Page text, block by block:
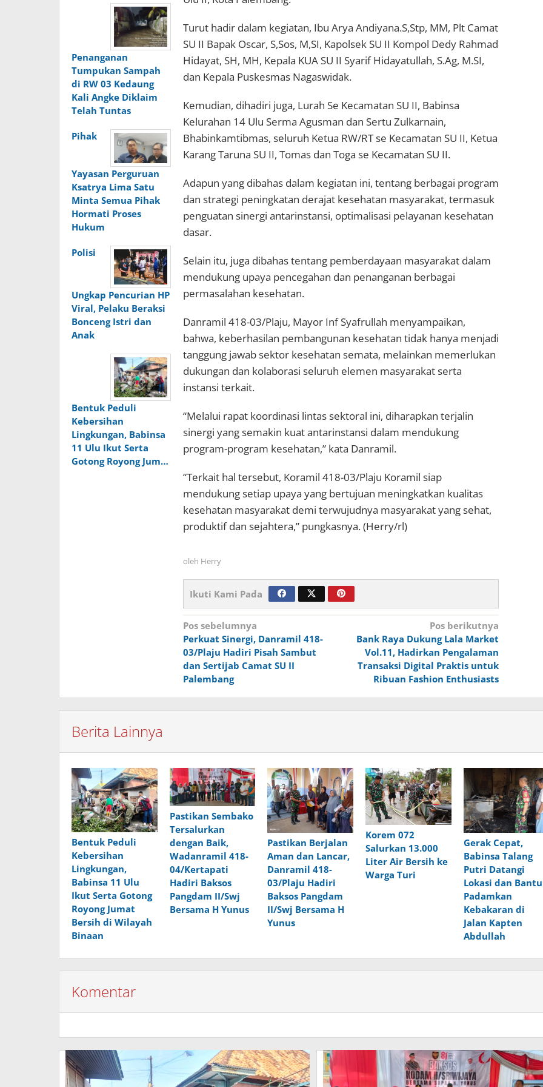
Penanganan
Tumpukan Sampah
di RW 03 Kedaung
Kali Angke Diklaim
Telah Tuntas
Pihak
Yayasan Perguruan
Ksatrya Lima Satu
Minta Semua Pihak
Hormati Proses
Hukum
Polisi
Ungkap Pencurian HP
Viral, Pelaku Beraksi
Bonceng Istri dan
Anak
Bentuk Peduli
Kebersihan
Lingkungan, Babinsa
11 Ulu Ikut Serta
Gotong Royong Jum…
Turut hadir dalam kegiatan, Ibu Arya Andiyana.S,Stp, MM, Plt Camat
SU II Bapak Oscar, S,Sos, M,SI, Kapolsek SU II Kompol Dedy Rahmad
Hidayat, SH, MH, Kepala KUA SU II Syarif Hidayatullah, S.Ag, M.SI,
dan Kepala Puskesmas Nagaswidak.
Kemudian, dihadiri juga, Lurah Se Kecamatan SU II, Babinsa
Kelurahan 14 Ulu Serma Agusman dan Sertu Zulkarnain,
Bhabinkamtibmas, seluruh Ketua RW/RT se Kecamatan SU II, Ketua
Karang Taruna SU II, Tomas dan Toga se Kecamatan SU II.
Adapun yang dibahas dalam kegiatan ini, tentang berbagai program
dan strategi peningkatan derajat kesehatan masyarakat, termasuk
penguatan sinergi antarinstansi, optimalisasi pelayanan kesehatan
dasar.
Selain itu, juga dibahas tentang pemberdayaan masyarakat dalam
mendukung upaya pencegahan dan penanganan berbagai
permasalahan kesehatan.
Danramil 418-03/Plaju, Mayor Inf Syafrullah menyampaikan,
bahwa, keberhasilan pembangunan kesehatan tidak hanya menjadi
tanggung jawab sektor kesehatan semata, melainkan memerlukan
dukungan dan kolaborasi seluruh elemen masyarakat serta
instansi terkait.
“Melalui rapat koordinasi lintas sektoral ini, diharapkan terjalin
sinergi yang semakin kuat antarinstansi dalam mendukung
program-program kesehatan,” kata Danramil.
“Terkait hal tersebut, Koramil 418-03/Plaju Koramil siap
mendukung setiap upaya yang bertujuan meningkatkan kualitas
kesehatan masyarakat demi terwujudnya masyarakat yang sehat,
produktif dan sejahtera,” pungkasnya. (Herry/rl)
oleh Herry
Ikuti Kami Pada
Navigasi
pos
Pos sebelumnya
Perkuat Sinergi, Danramil 418-
03/Plaju Hadiri Pisah Sambut
dan Sertijab Camat SU II
Palembang
Pos berikutnya
Bank Raya Dukung Lala Market
Vol.11, Hadirkan Pengalaman
Transaksi Digital Praktis untuk
Ribuan Fashion Enthusiasts
Berita Lainnya
Bentuk Peduli
Kebersihan
Lingkungan,
Babinsa 11 Ulu
Ikut Serta Gotong
Royong Jumat
Bersih di Wilayah
Binaan
Pastikan Sembako
Tersalurkan
dengan Baik,
Wadanramil 418-
04/Kertapati
Hadiri Baksos
Pangdam II/Swj
Bersama H Yunus
Pastikan Berjalan
Aman dan Lancar,
Danramil 418-
03/Plaju Hadiri
Baksos Pangdam
II/Swj Bersama H
Yunus
Korem 072
Salurkan 13.000
Liter Air Bersih ke
Warga Turi
Gerak Cepat,
Babinsa Talang
Putri Datangi
Lokasi dan Bantu
Padamkan
Kebakaran di
Jalan Kapten
Abdullah
Komentar